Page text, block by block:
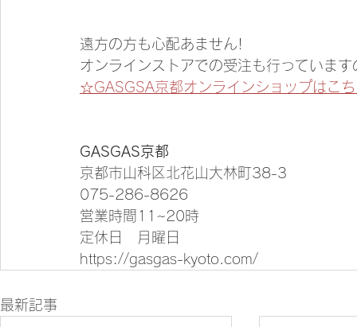
遠方の方も心配あません!
オンラインストアでの受注も行っていま
☆GASGSA京都オンラインショップはこ
GASGAS京都
京都市山科区北花山大林町38-3
075-286-8626
営業時間11~20時
定休日　月曜日
https://gasgas-kyoto.com/
最新記事